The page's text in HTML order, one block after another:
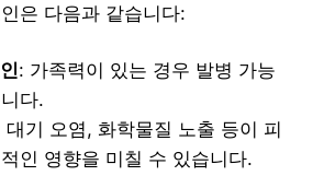
은 다음과 같습니다:
: 가족력이 있는 경우 발병 가능
다.
대기 오염, 화학물질 노출 등이 피
인 영향을 미칠 수 있습니다.